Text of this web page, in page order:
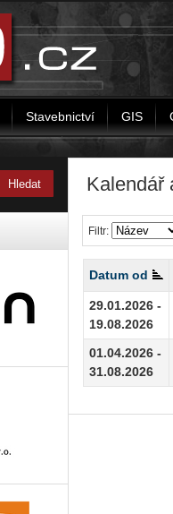
Stavebnictví GIS
Kalendář
Filtr:
Datum od
29.01.2026 -
19.08.2026
01.04.2026 -
31.08.2026